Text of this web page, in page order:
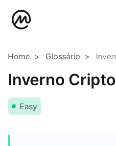
Home Glossário
Inverno Cripto
Easy